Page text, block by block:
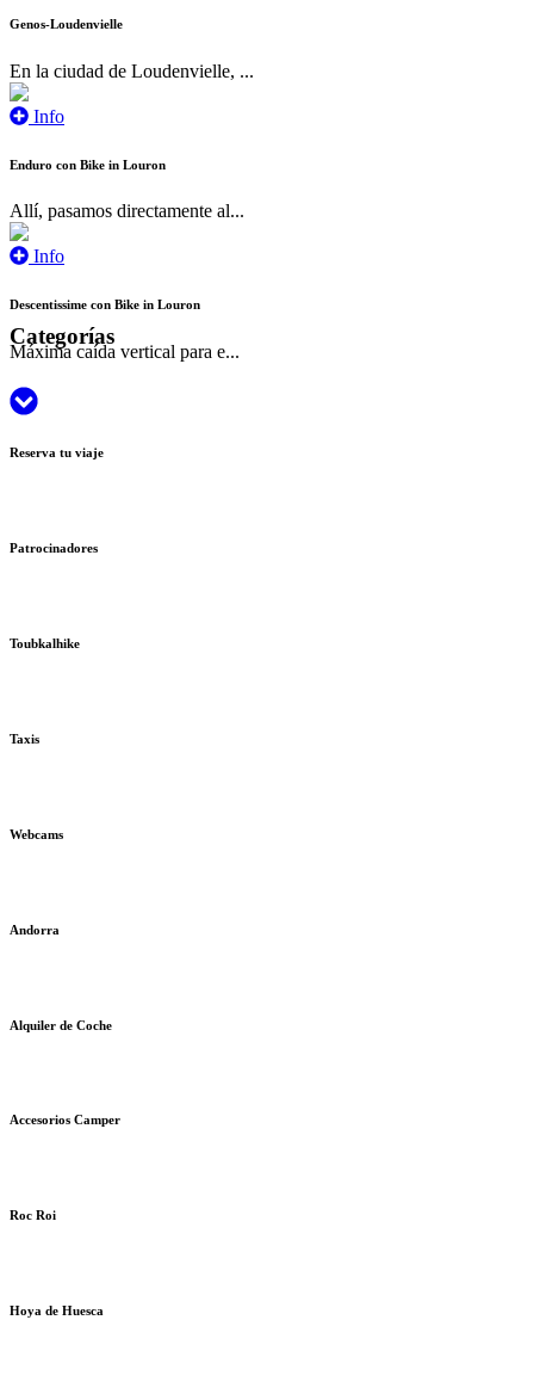
Genos-Loudenvielle
En la ciudad de Loudenvielle, ...
Info
Enduro con Bike in Louron
Allí, pasamos directamente al...
Info
Descentissime con Bike in Louron
Máxima caída vertical para e...
Categorías
Reserva tu viaje
Patrocinadores
Toubkalhike
Taxis
Webcams
Andorra
Alquiler de Coche
Accesorios Camper
Roc Roi
Hoya de Huesca